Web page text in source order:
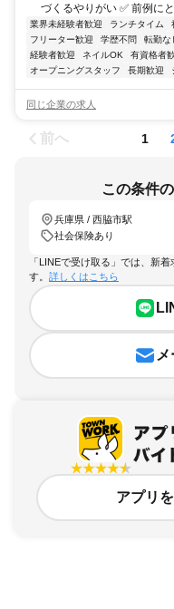
づくるやりがい ✅ 前例に
業界未経験者歓迎 ランチタイム
フリーター歓迎
学歴不問 転勤な
経験者歓迎
ネイルOK 有資格者
オープニングスタッフ
長期歓迎
同じ企業の求人
前へ 1
この条件
兵庫県 / 西脇市駅
社会保険あり
「LINEで受け取る」では、新
す。 詳しくはこちら
アプリ